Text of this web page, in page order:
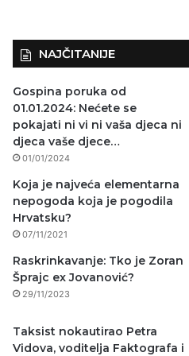
NAJČITANIJE
Gospina poruka od
01.01.2024: Nećete se
pokajati ni vi ni vaša djeca ni
djeca vaše djece…
01/01/2024
Koja je najveća elementarna
nepogoda koja je pogodila
Hrvatsku?
07/11/2021
Raskrinkavanje: Tko je Zoran
Šprajc ex Jovanović?
29/11/2023
Taksist nokautirao Petra
Vidova, voditelja Faktografa i